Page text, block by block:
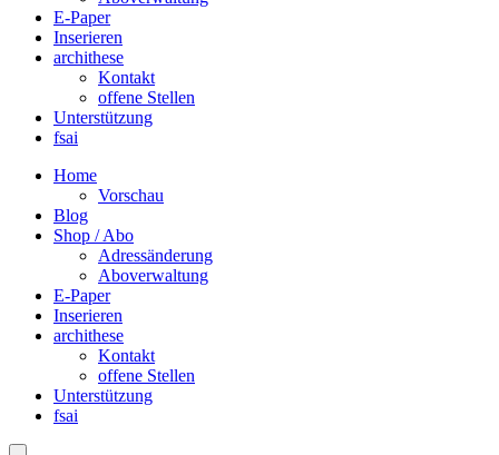
E-Paper
Inserieren
archithese
Kontakt
offene Stellen
Unterstützung
fsai
Home
Vorschau
Blog
Shop / Abo
Adressänderung
Aboverwaltung
E-Paper
Inserieren
archithese
Kontakt
offene Stellen
Unterstützung
fsai